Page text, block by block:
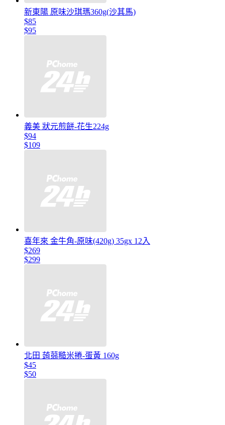
新東陽 原味沙琪瑪360g(沙其馬)
$85
$95
義美 狀元煎餅-花生224g
$94
$109
喜年來 金牛角-原味(420g) 35gx 12入
$269
$299
北田 蒟蒻糙米捲-蛋黃 160g
$45
$50